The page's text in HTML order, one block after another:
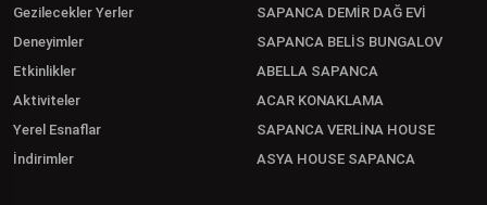
Gezilecekler Yerler
Deneyimler
Etkinlikler
Aktiviteler
Yerel Esnaflar
İndirimler
SAPANCA DEMİR DAĞ EVİ
SAPANCA BELİS BUNGALOV
ABELLA SAPANCA
ACAR KONAKLAMA
SAPANCA VERLİNA HOUSE
ASYA HOUSE SAPANCA